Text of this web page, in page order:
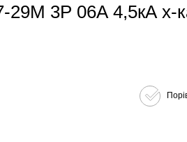
29М 3Р 06А 4,5кА х-